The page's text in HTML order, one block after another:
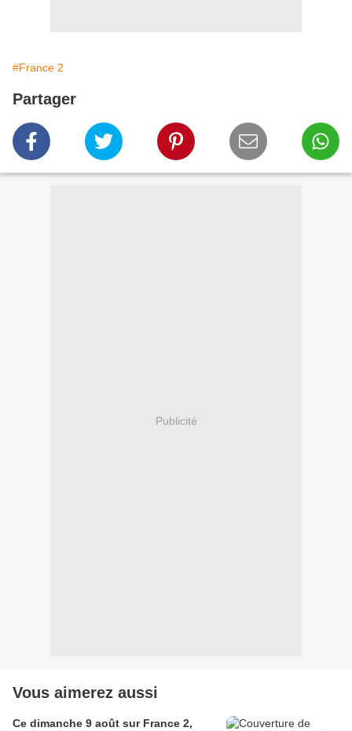
#France 2
Partager
Publicité
Vous aimerez aussi
Ce dimanche 9 août sur France 2,